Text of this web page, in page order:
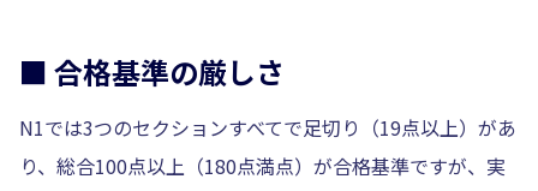
■ 合格基準の厳しさ
N1では3つのセクションすべてで足切り（19点以上）があ
り、総合100点以上（180点満点）が合格基準ですが、実